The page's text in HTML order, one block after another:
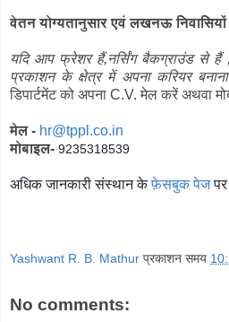
वेतन योग्यतानुसार एवं लखनऊ निवासियों
यदि आप फ्रेशर हैं,नर्सिंग बैकग्राउंड से
प्रकाशन के क्षेत्र में अपना करियर
डिपार्टमेंट को अपना C.V. मेल करें अथवा
मेल - hr@tppl.co.in
मोबाइल- 9235318539
अधिक जानकारी संस्थान केफ़ेसबुक पेजपर
Yashwant R. B. Mathur प्रकाशन समय
No comments: